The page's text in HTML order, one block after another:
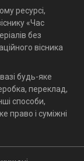
ресурсі,
«Час
без
вісника
будь-яке
переклад,
способи,
право і суміжні